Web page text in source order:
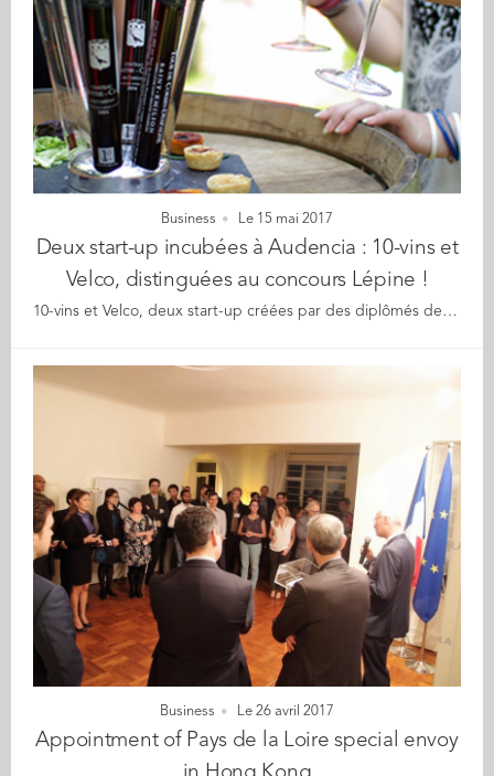
Business Le 15 mai 2017
Deux start-up incubées à Audencia : 10-vins et
Velco, distinguées au concours Lépine !
10-vins et Velco, deux start-up créées par des diplômés de l’école et incubées à Audencia viennent d’être récompensées lors du prestigieux concours Lépine qui a lieu dans le cadre de la Foire de Paris. Velco, cofondé par Pierre Régnier (GE 16), Romain Savouré (GE 16) et Johnny Smith (promo 2016) a créé Wink, le guidon connecté, relié à un smartphone, qui permet de sécuriser la pratique du vélo. Ce guidon breveté propose des phares pour éclairer la nuit, un système de lumières permettant d’indiquer au cycliste le trajet à effectuer en fonction de l’itinéraire programmé sur le mobile, de la géolocalisation pour être alerté et localiser son vélo en cas de vol. La start-up nantaise a reçu le prix de la CCI Paris-Ile de France et le second prix du design de l’Agence pour la promotion de la création industrielle. De son côté, la start-up 10-Vins, cofondée par Thibaut Jarrousse, Luis Da Silva et Jérôme Pasquet (MBA 06) a obtenu la médaille de bronze avec la D-Vine, sa machine de dégustation qui permet de se servir un verre de vin dans les conditions de température et d’aération idéales en moins d’une minute. Bravo et longue vie à ces deux start-up !
Business Le 26 avril 2017
Appointment of Pays de la Loire special envoy